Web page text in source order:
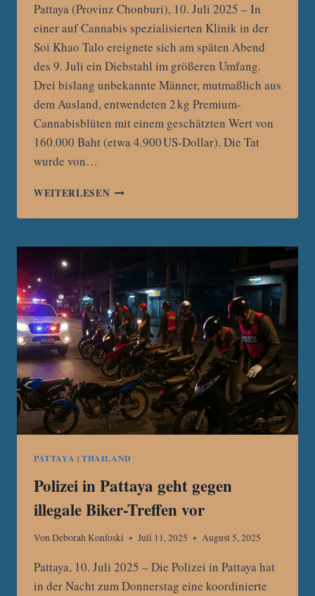
Pattaya (Provinz Chonburi), 10. Juli 2025 – In
einer auf Cannabis spezialisierten Klinik in der
Soi Khao Talo ereignete sich am späten Abend
des 9. Juli ein Diebstahl im größeren Umfang.
Drei bislang unbekannte Männer, mutmaßlich aus
dem Ausland, entwendeten 2 kg Premium-
Cannabisblüten mit einem geschätzten Wert von
160.000 Baht (etwa 4.900 US‑Dollar). Die Tat
wurde von…
WEITERLESENCANNABIS-
IN
OPFER
DIEBSTAHL:
2 KG
PREMIUM-
BLÜTEN
ENTWENDET
PATTAYA | THAILAND
Polizei in Pattaya geht gegen
illegale Biker-Treffen vor
VonDeborah Konfoski Juli 11, 2025 August 5, 2025
Pattaya, 10. Juli 2025 – Die Polizei in Pattaya hat
in der Nacht zum Donnerstag eine koordinierte